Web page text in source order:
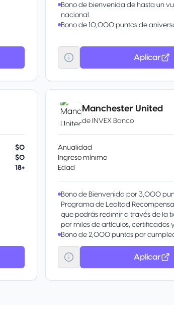
Bono de bienvenida de hasta un
nacional.
Bono de 10,000 puntos de
Aplicar
$0
$0
18+
Manchester United
de INVEX Banco
Anualidad
Ingreso mínimo
Edad
Bono de Bienvenida por 3,000
Programa de Lealtad
que podrás redimir a través de la
por miles de artículos, certificados
Bono de 2,000 puntos por
de la Tarjeta de Crédito en
Recompensas Índigo al facturar
mexicanos en el mes de
Aplicar